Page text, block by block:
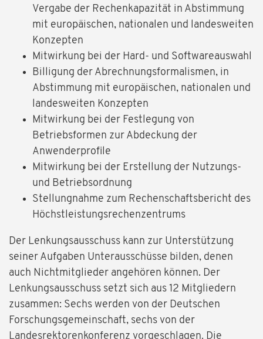
Vergabe der Rechenkapazität in Abstimmung
mit europäischen, nationalen und landesweiten
Konzepten
Mitwirkung bei der Hard- und Softwareauswahl
Billigung der Abrechnungsformalismen, in
Abstimmung mit europäischen, nationalen und
landesweiten Konzepten
Mitwirkung bei der Festlegung von
Betriebsformen zur Abdeckung der
Anwenderprofile
Mitwirkung bei der Erstellung der Nutzungs-
und Betriebsordnung
Stellungnahme zum Rechenschaftsbericht des
Höchstleistungsrechenzentrums
Der Lenkungsausschuss kann zur Unterstützung
seiner Aufgaben Unterausschüsse bilden, denen
auch Nichtmitglieder angehören können. Der
Lenkungsausschuss setzt sich aus 12 Mitgliedern
zusammen: Sechs werden von der Deutschen
Forschungsgemeinschaft, sechs von der
Landesrektorenkonferenz vorgeschlagen. Die